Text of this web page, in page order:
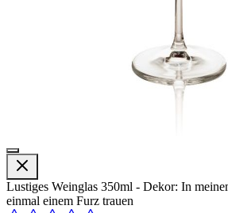
Lustiges Weinglas 350ml - Dekor: In
einmal einem Furz trauen